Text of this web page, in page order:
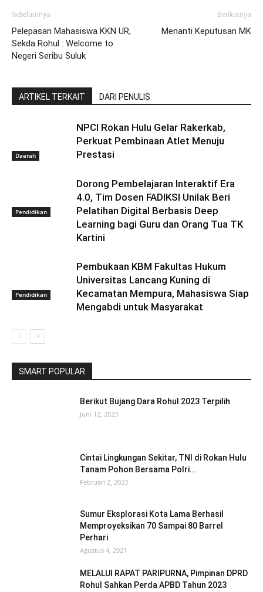
Sebelumnya
Pelepasan Mahasiswa KKN UR,
Sekda Rohul : Welcome to
Negeri Seribu Suluk
Berikutnya
Menanti Keputusan MK
ARTIKEL TERKAIT DARI PENULIS
Daerah
NPCI Rokan Hulu Gelar Rakerkab,
Perkuat Pembinaan Atlet Menuju
Prestasi
Pendidikan
Dorong Pembelajaran Interaktif Era
4.0, Tim Dosen FADIKSI Unilak Beri
Pelatihan Digital Berbasis Deep
Learning bagi Guru dan Orang Tua TK
Kartini
Pendidikan
Pembukaan KBM Fakultas Hukum
Universitas Lancang Kuning di
Kecamatan Mempura, Mahasiswa Siap
Mengabdi untuk Masyarakat
SMART POPULAR
Berikut Bujang Dara Rohul 2023 Terpilih
Juni 12, 2023
Cintai Lingkungan Sekitar, TNI di Rokan Hulu
Tanam Pohon Bersama Polri...
Februari 2, 2023
Sumur Eksplorasi Kota Lama Berhasil
Memproyeksikan 70 Sampai 80 Barrel
Perhari
Agustus 4, 2021
MELALUI RAPAT PARIPURNA, Pimpinan DPRD
Rohul Sahkan Perda APBD Tahun 2023